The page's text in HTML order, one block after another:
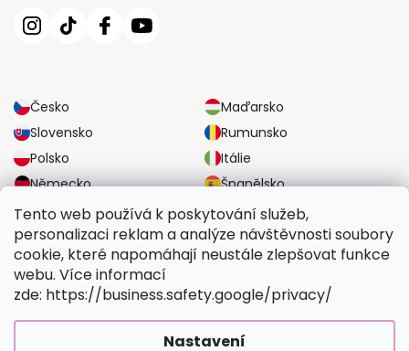
Tento web používá k poskytování služeb,
personalizaci reklam a analýze návštěvnosti soubory
cookie, které napomáhají neustále zlepšovat funkce
webu. Více informací
zde: https://business.safety.google/privacy/
Nastavení
Česko
Maďarsko
Slovensko
Rumunsko
Polsko
Itálie
Německo
Španělsko
Velká Británie
Rakousko
SPOLEHLIVÉ MOŽNOSTI DOPRAVY
BEZPEČNÉ MOŽNOSTI PLATBY